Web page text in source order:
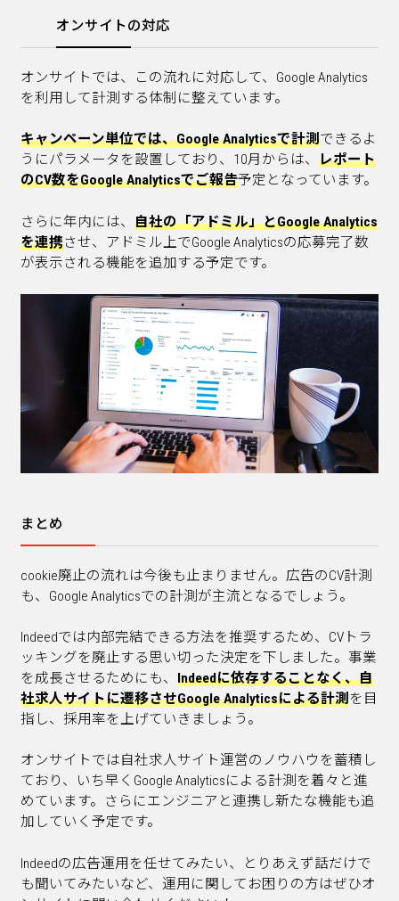
オンサイトの対応
オンサイトでは、この流れに対応して、Google Analytics
を利用して計測する体制に整えています。
キャンペーン単位では、Google Analyticsで計測できるよ
うにパラメータを設置しており、10月からは、レポート
のCV数をGoogle Analyticsでご報告予定となっています。
さらに年内には、自社の「アドミル」とGoogle Analytics
を連携させ、アドミル上でGoogle Analyticsの応募完了数
が表示される機能を追加する予定です。
まとめ
cookie廃止の流れは今後も止まりません。広告のCV計測
も、Google Analyticsでの計測が主流となるでしょう。
Indeedでは内部完結できる方法を推奨するため、CVトラ
ッキングを廃止する思い切った決定を下しました。事業
を成長させるためにも、Indeedに依存することなく、自
社求人サイトに遷移させGoogle Analyticsによる計測を目
指し、採用率を上げていきましょう。
オンサイトでは自社求人サイト運営のノウハウを蓄積し
ており、いち早くGoogle Analyticsによる計測を着々と進
めています。さらにエンジニアと連携し新たな機能も追
加していく予定です。
Indeedの広告運用を任せてみたい、とりあえず話だけで
も聞いてみたいなど、運用に関してお困りの方はぜひオ
https://climbing.on-sight.biz/